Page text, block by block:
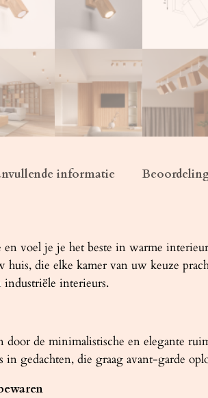
informatie
voel je je het beste in warme
die elke kamer van uw keuze
industriële interieurs.
door de minimalistische en elegante
in gedachten, die graag avant-garde